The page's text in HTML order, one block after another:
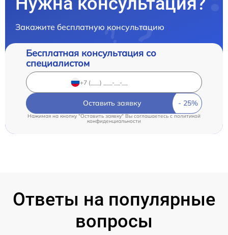
Закажите бесплатную консультацию
Бесплатная консультация со
специалистом
Оставить заявку
Нажимая на кнопку "Оставить заявку" Вы соглашаетесь cполитикой
конфиденциальности
Ответы на популярные
вопросы